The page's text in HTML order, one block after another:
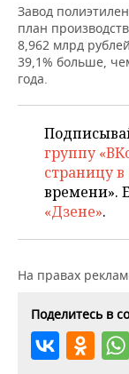
ЭНЕРГЕТИКА
БИЗНЕС-
ONLINE-
ФУТБОЛ
ХОККЕЙ
ВОЛЕЙБОЛ
КИБЕРСПОРТ
ФИГУРНОЕ
ВОДНЫЕ ВИДЫ
ХОККЕЙ С
НОВОСТИ
ВЛАСТЬ
ИСТОРИЯ
КУЛЬТУРА
МЕДИЦИНА
ОБРАЗОВАНИЕ
ФОТОГАЛЕРЕЯ
СЮЖЕТЫ
СПИСОК
СПИСОК
ПОЛНАЯ
Завод
план
8,962 млрд
39,1% больше,
года.
группу
страницу
времени».
«Дзене».
На правах
Поделитесь в